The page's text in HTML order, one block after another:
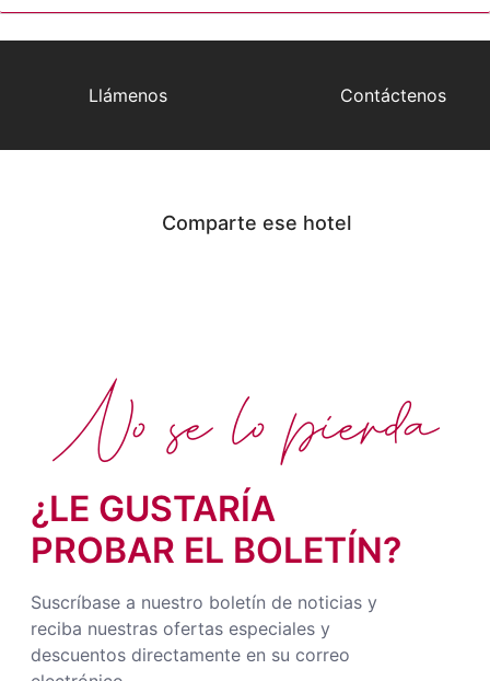
Llámenos Contáctenos
Comparte ese hotel
¿LE GUSTARÍA
PROBAR EL BOLETÍN?
Suscríbase a nuestro boletín de noticias y
reciba nuestras ofertas especiales y
descuentos directamente en su correo
No se lo pierda